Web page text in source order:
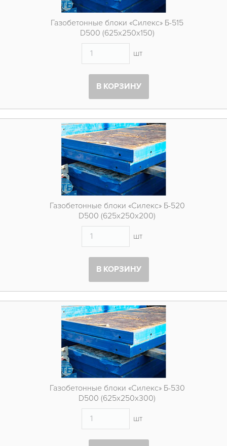
Газобетонные блоки «Силекс» Б-515
D500 (625х250х150)
шт
В КОРЗИНУ
Газобетонные блоки «Силекс» Б-520
D500 (625х250х200)
шт
В КОРЗИНУ
Газобетонные блоки «Силекс» Б-530
D500 (625х250х300)
шт